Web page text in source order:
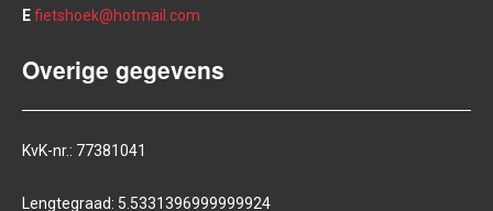
Efietshoek@hotmail.com
Overige gegevens
KvK-nr.: 77381041
Lengtegraad: 5.5331396999999924